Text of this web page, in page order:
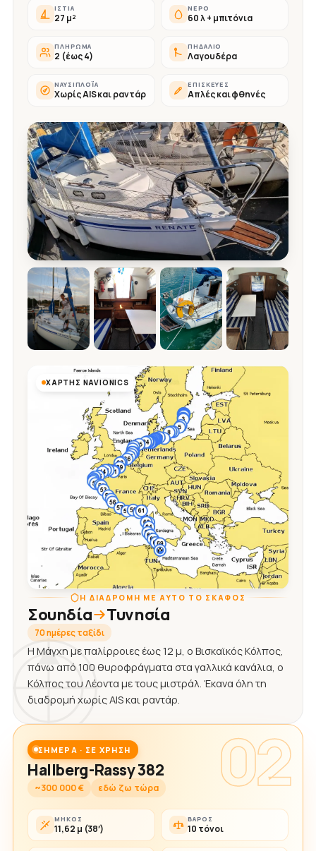
ΙΣΤΊΑ
27 μ²
ΝΕΡΌ
60 λ + μπιτόνια
ΠΛΉΡΩΜΑ
2 (έως 4)
ΠΗΔΆΛΙΟ
Λαγουδέρα
ΝΑΥΣΙΠΛΟΪ́Α
Χωρίς AIS και ραντάρ
ΕΠΙΣΚΕΥΈΣ
Απλές και φθηνές
ΧΆΡΤΗΣ NAVIONICS
Η ΔΙΑΔΡΟΜΉ ΜΕ ΑΥΤΌ ΤΟ ΣΚΆΦΟΣ
Σουηδία Τυνησία
70 ημέρες ταξίδι
Η Μάγχη με παλίρροιες έως 12 μ, ο Βισκαϊκός Κόλπος,
πάνω από 100 θυροφράγματα στα γαλλικά κανάλια, ο
Κόλπος του Λέοντα με τους μιστράλ. Έκανα όλη τη
διαδρομή χωρίς AIS και ραντάρ.
02
ΣΉΜΕΡΑ · ΣΕ ΧΡΉΣΗ
Hallberg-Rassy 382
~300 000 € εδώ ζω τώρα
ΜΉΚΟΣ
11,62 μ (38′)
ΒΆΡΟΣ
10 τόνοι